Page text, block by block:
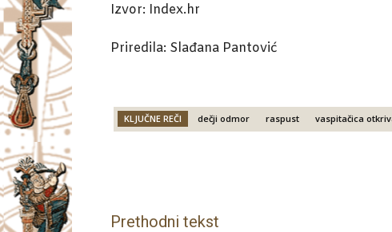
Izvor: Index.hr
Priredila: Slađana Pantović
KLJUČNE REČI dečji odmor raspust vaspitačica
Prethodni tekst